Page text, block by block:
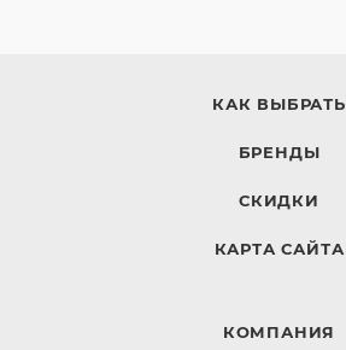
КАК ВЫБРАТЬ
БРЕНДЫ
СКИДКИ
КАРТА САЙТА
КОМПАНИЯ